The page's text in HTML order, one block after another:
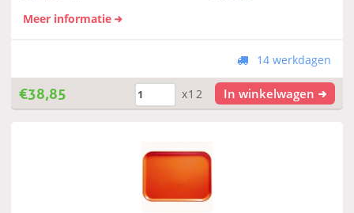
Meer informatie
14 werkdagen
€38,85 x12 In winkelwagen